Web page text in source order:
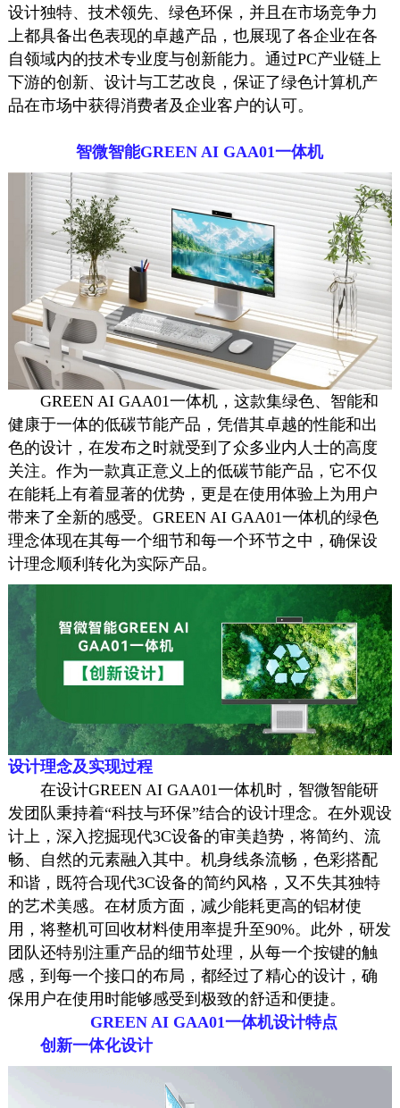
设计独特、技术领先、绿色环保，并且在市场竞争力
上都具备出色表现的卓越产品，也展现了各企业在各
自领域内的技术专业度与创新能力。通过PC产业链上
下游的创新、设计与工艺改良，保证了绿色计算机产
品在市场中获得消费者及企业客户的认可。
智微智能GREEN AI GAA01一体机
GREEN AI GAA01一体机，这款集绿色、智能和
健康于一体的低碳节能产品，凭借其卓越的性能和出
色的设计，在发布之时就受到了众多业内人士的高度
关注。作为一款真正意义上的低碳节能产品，它不仅
在能耗上有着显著的优势，更是在使用体验上为用户
带来了全新的感受。GREEN AI GAA01一体机的绿色
理念体现在其每一个细节和每一个环节之中，确保设
计理念顺利转化为实际产品。
设计理念及实现过程
在设计GREEN AI GAA01一体机时，智微智能研
发团队秉持着“科技与环保”结合的设计理念。在外观设
计上，深入挖掘现代3C设备的审美趋势，将简约、流
畅、自然的元素融入其中。机身线条流畅，色彩搭配
和谐，既符合现代3C设备的简约风格，又不失其独特
的艺术美感。在材质方面，减少能耗更高的铝材使
用，将整机可回收材料使用率提升至90%。此外，研发
团队还特别注重产品的细节处理，从每一个按键的触
感，到每一个接口的布局，都经过了精心的设计，确
保用户在使用时能够感受到极致的舒适和便捷。
GREEN AI GAA01一体机设计特点
创新一体化设计